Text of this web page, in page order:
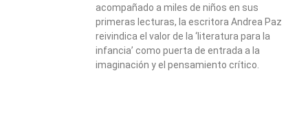
acompañado a miles de niños en sus
primeras lecturas, la escritora Andrea Paz
reivindica el valor de la ‘literatura para la
infancia’ como puerta de entrada a la
imaginación y el pensamiento crítico.